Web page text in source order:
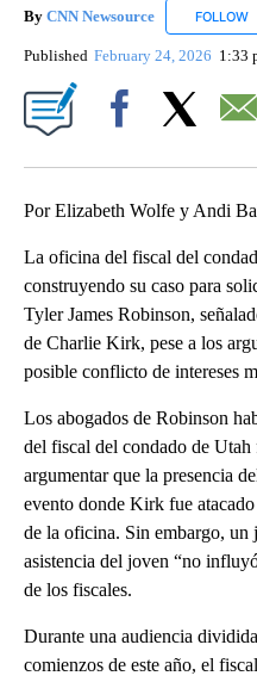
By CNN Newsource FOLLOW
Published February 24, 2026 1:33
Por Elizabeth Wolfe y Andi
La oficina del fiscal del
construyendo su caso para
Tyler James Robinson,
de Charlie Kirk, pese a los
posible conflicto de intereses
Los abogados de Robinson
del fiscal del condado de Utah
argumentar que la presencia
evento donde Kirk fue
de la oficina. Sin embargo, un
asistencia del joven “no
de los fiscales.
Durante una audiencia
comienzos de este año, el